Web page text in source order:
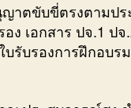
าตขับขี่ตรงตามปร
ง เอกสาร ปจ.1 ปจ
บรับรองการฝึกอบ